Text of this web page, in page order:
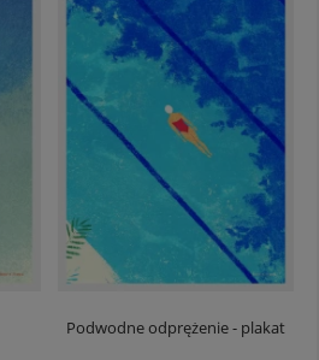
Podwodne odprężenie - plakat